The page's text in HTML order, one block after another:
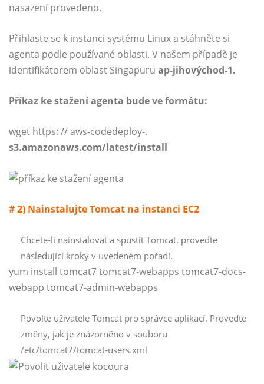
nasazení provedeno.
Přihlaste se k instanci systému Linux a stáhněte si
agenta podle používané oblasti. V našem případě je
identifikátorem oblast Singapuru ap-jihovýchod-1.
Příkaz ke stažení agenta bude ve formátu:
wget https: // aws-codedeploy-.
s3.amazonaws.com/latest/install
# 2) Nainstalujte Tomcat na instanci EC2
Chcete-li nainstalovat a spustit Tomcat, proveďte
následující kroky v uvedeném pořadí.
yum install tomcat7 tomcat7-webapps tomcat7-docs-
webapp tomcat7-admin-webapps
Povolte uživatele Tomcat pro správce aplikací. Proveďte
změny, jak je znázorněno v souboru
/etc/tomcat7/tomcat-users.xml